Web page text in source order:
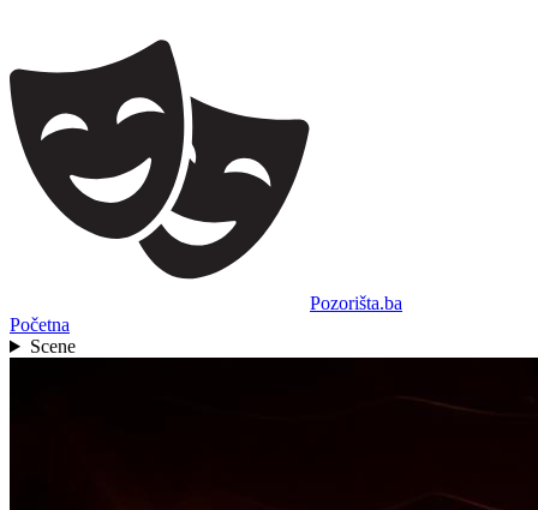
Pozorišta.ba
Početna
Scene